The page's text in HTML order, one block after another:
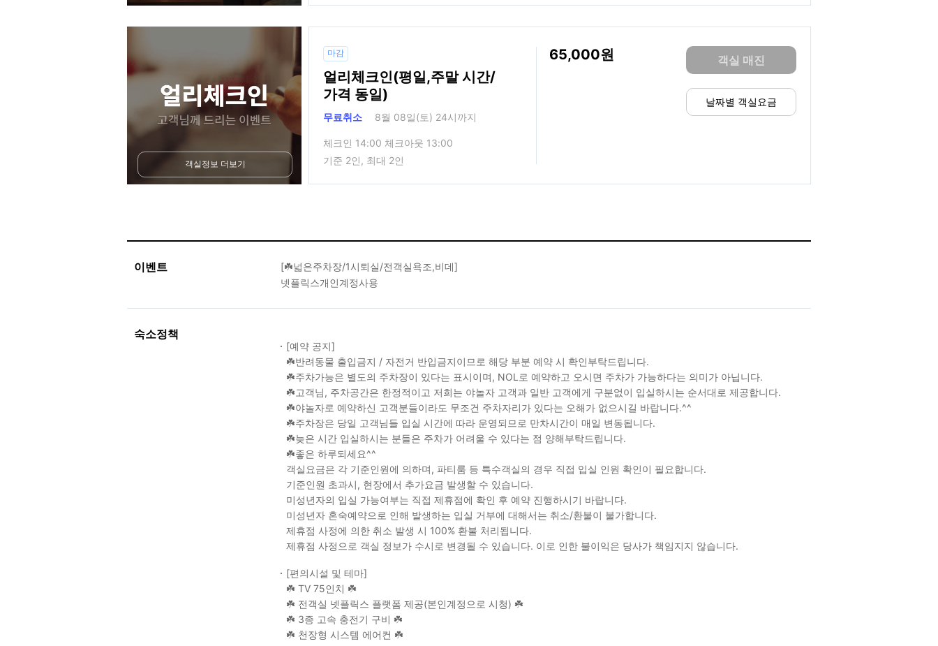
객실정보 더보기
마감
얼리체크인(평일,주말 시간/
가격 동일)
무료취소 8월 08일(토) 24시까지
체크인 14:00 체크아웃 13:00
기준 2인, 최대 2인
65,000 객실 매진
날짜별 객실요금
이벤트
[☘️넓은주차장/1시퇴실/전객실욕조,비데]
넷플릭스개인계정사용
숙소정책
[예약 공지]
☘️반려동물 출입금지 / 자전거 반입금지이므로 해당 부분 예약 시 확인부탁드립니다.
☘️주차가능은 별도의 주차장이 있다는 표시이며, NOL로 예약하고 오시면 주차가 가능하다는 의미가 아닙니다.
☘️고객님, 주차공간은 한정적이고 저희는 야놀자 고객과 일반 고객에게 구분없이 입실하시는 순서대로 제공합니다.
☘️야놀자로 예약하신 고객분들이라도 무조건 주차자리가 있다는 오해가 없으시길 바랍니다.^^
☘️주차장은 당일 고객님들 입실 시간에 따라 운영되므로 만차시간이 매일 변동됩니다.
☘️늦은 시간 입실하시는 분들은 주차가 어려울 수 있다는 점 양해부탁드립니다.
☘️좋은 하루되세요^^
객실요금은 각 기준인원에 의하며, 파티룸 등 특수객실의 경우 직접 입실 인원 확인이 필요합니다.
기준인원 초과시, 현장에서 추가요금 발생할 수 있습니다.
미성년자의 입실 가능여부는 직접 제휴점에 확인 후 예약 진행하시기 바랍니다.
미성년자 혼숙예약으로 인해 발생하는 입실 거부에 대해서는 취소/환불이 불가합니다.
제휴점 사정에 의한 취소 발생 시 100% 환불 처리됩니다.
제휴점 사정으로 객실 정보가 수시로 변경될 수 있습니다. 이로 인한 불이익은 당사가 책임지지 않습니다.
[편의시설 및 테마]
☘️ TV 75인치 ☘️
☘️ 전객실 넷플릭스 플랫폼 제공(본인계정으로 시청) ☘️
☘️ 3종 고속 충전기 구비 ☘️
☘️ 천장형 시스템 에어컨 ☘️